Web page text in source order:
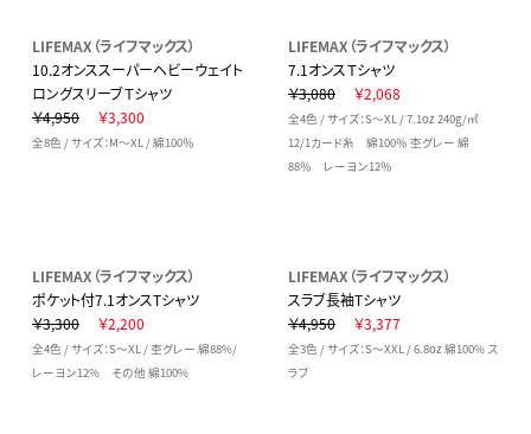
LIFEMAX（ライフマックス）
10.2オンススーパーヘビーウェイト
ロングスリーブＴシャツ
￥4,950
￥3,300
全8色 / サイズ：M～XL / 綿100％
LIFEMAX（ライフマックス）
7.1オンスＴシャツ
￥3,080
￥2,068
全4色 / サイズ：S～XL / 7.1oz 240g/㎡
12/1カード糸 綿100％ 杢グレー 綿
88％ レーヨン12％
LIFEMAX（ライフマックス）
ポケット付7.1オンスTシャツ
￥3,300
￥2,200
全4色 / サイズ：S～XL / 杢グレー 綿88%/
レーヨン12% その他 綿100%
LIFEMAX（ライフマックス）
スラブ長袖Tシャツ
￥4,950
￥3,377
全3色 / サイズ：S～XXL / 6.8oz 綿100% ス
ラブ